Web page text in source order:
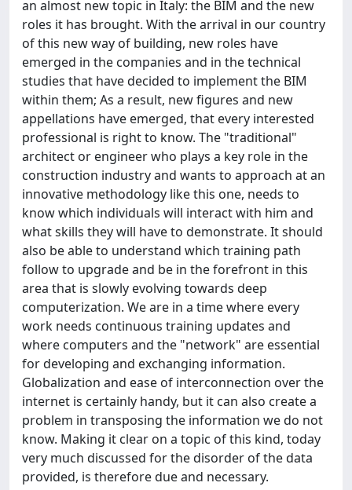
an almost new topic in Italy: the BIM and the new
roles it has brought. With the arrival in our country
of this new way of building, new roles have
emerged in the companies and in the technical
studies that have decided to implement the BIM
within them; As a result, new figures and new
appellations have emerged, that every interested
professional is right to know. The "traditional"
architect or engineer who plays a key role in the
construction industry and wants to approach at an
innovative methodology like this one, needs to
know which individuals will interact with him and
what skills they will have to demonstrate. It should
also be able to understand which training path
follow to upgrade and be in the forefront in this
area that is slowly evolving towards deep
computerization. We are in a time where every
work needs continuous training updates and
where computers and the "network" are essential
for developing and exchanging information.
Globalization and ease of interconnection over the
internet is certainly handy, but it can also create a
problem in transposing the information we do not
know. Making it clear on a topic of this kind, today
very much discussed for the disorder of the data
provided, is therefore due and necessary.